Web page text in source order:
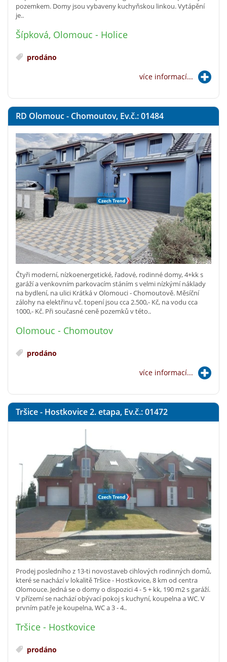
pozemkem. Domy jsou vybaveny kuchyňskou linkou. Vytápění
je..
Šípková, Olomouc - Holice
prodáno
více informací...
RD Olomouc - Chomoutov, Ev.č.: 01484
Čtyři moderní, nízkoenergetické, řadové, rodinné domy, 4+kk s
garáží a venkovním parkovacím stáním s velmi nízkýmí náklady
na bydlení, na ulici Krátká v Olomouci - Chomoutově. Měsíční
zálohy na elektřinu vč. topení jsou cca 2.500,- Kč, na vodu cca
1000,- Kč. Při současné ceně pozemků v této..
Olomouc - Chomoutov
prodáno
více informací...
Tršice - Hostkovice 2. etapa, Ev.č.: 01472
Prodej posledního z 13-ti novostaveb cihlových rodinných domů,
které se nachází v lokalitě Tršice - Hostkovice, 8 km od centra
Olomouce. Jedná se o domy o dispozici 4 - 5 + kk, 190 m2 s garáží.
V přízemí se nachází obývací pokoj s kuchyní, koupelna a WC. V
prvním patře je koupelna, WC a 3 - 4..
Tršice - Hostkovice
prodáno